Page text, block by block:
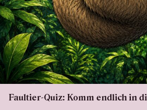
Faultier-Quiz: Komm endlich in